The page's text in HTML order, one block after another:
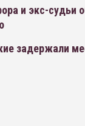
и экс-судьи
задержали